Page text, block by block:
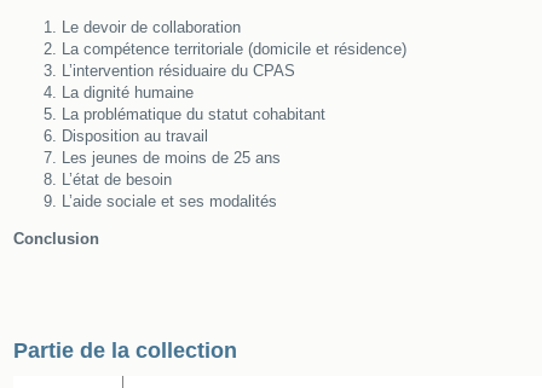
Le devoir de collaboration
La compétence territoriale (domicile et résidence)
L’intervention résiduaire du CPAS
La dignité humaine
La problématique du statut cohabitant
Disposition au travail
Les jeunes de moins de 25 ans
L’état de besoin
L’aide sociale et ses modalités
Conclusion
Partie de la collection